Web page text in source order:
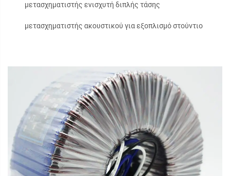
μετασχηματιστής ενισχυτή διπλής τάσης
μετασχηματιστής ακουστικού για εξοπλισμό στούντιο